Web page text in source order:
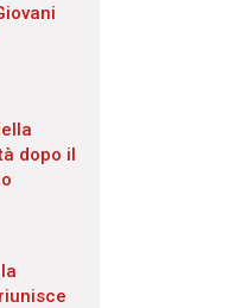
dopo il